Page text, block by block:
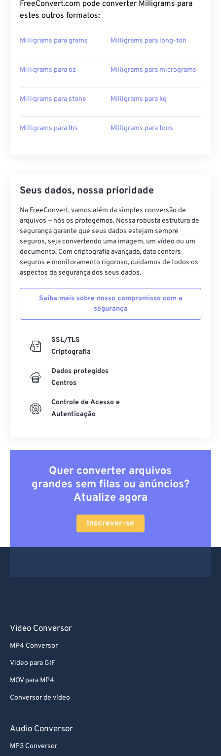
FreeConvert.com pode converter Milligrams para
estes outros formatos:
Milligrams para grams Milligrams para long-ton
Milligrams para oz Milligrams para micrograms
Milligrams para stone Milligrams para kg
Milligrams para lbs Milligrams para tons
Seus dados, nossa prioridade
Na FreeConvert, vamos além da simples conversão de
arquivos — nós os protegemos. Nossa robusta estrutura de
segurança garante que seus dados estejam sempre
seguros, seja convertendo uma imagem, um vídeo ou um
documento. Com criptografia avançada, data centers
seguros e monitoramento rigoroso, cuidamos de todos os
aspectos da segurança dos seus dados.
Saiba mais sobre nosso compromisso com a
segurança
SSL/TLS
Criptografia
Dados protegidos
Centros
Controle de Acesso e
Autenticação
Quer converter arquivos
grandes sem filas ou anúncios?
Atualize agora
Inscrever-se
Video Conversor
MP4 Conversor
Video para GIF
MOV para MP4
Conversor de vídeo
Audio Conversor
MP3 Conversor